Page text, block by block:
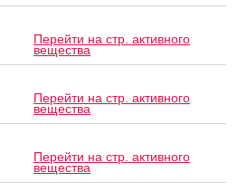
Перейти на стр. активного
вещества
Перейти на стр. активного
вещества
Перейти на стр. активного
вещества